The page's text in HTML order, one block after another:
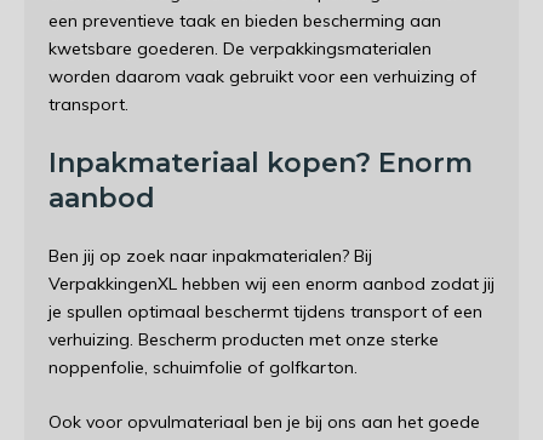
een preventieve taak en bieden bescherming aan
kwetsbare goederen. De verpakkingsmaterialen
worden daarom vaak gebruikt voor een verhuizing of
transport.
Inpakmateriaal kopen? Enorm
aanbod
Ben jij op zoek naar inpakmaterialen? Bij
VerpakkingenXL hebben wij een enorm aanbod zodat jij
je spullen optimaal beschermt tijdens transport of een
verhuizing. Bescherm producten met onze sterke
noppenfolie, schuimfolie of golfkarton.
Ook voor opvulmateriaal ben je bij ons aan het goede